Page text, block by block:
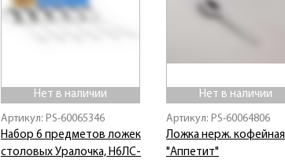
Нет в наличии
Артикул: PS-60065346
Набор 6 предметов ложек
столовых Уралочка, Н6ЛС-
Нет в наличии
Артикул: PS-60064806
Ложка нерж. кофейная
"Аппетит"